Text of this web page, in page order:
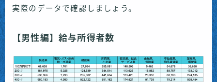
実際のデータで確認しましょう。
【男性編】給与所得者数